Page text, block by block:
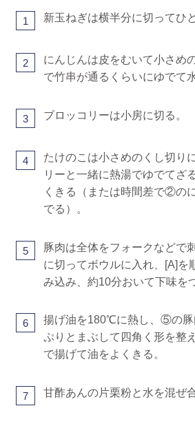
1 新玉ねぎは横半分に切ってひ
2
にんじんは皮をむいて小さめ
で竹串が通るくらいにゆでて
3 ブロッコリーは小房に切る。
4
たけのこは小さめのくし切り
リーと一緒に熱湯でゆでてざ
くきる（または時間差で②の
でる）。
5
豚肉は全体をフォークなどで
に切ってボウルに入れ、[A]を
み込み、約10分おいて下味を
6
揚げ油を180℃に熱し、⑤の豚
ぷりとまぶして四角く形を整
で揚げて油をよくきる。
7 甘酢あんの片栗粉と水を混ぜ